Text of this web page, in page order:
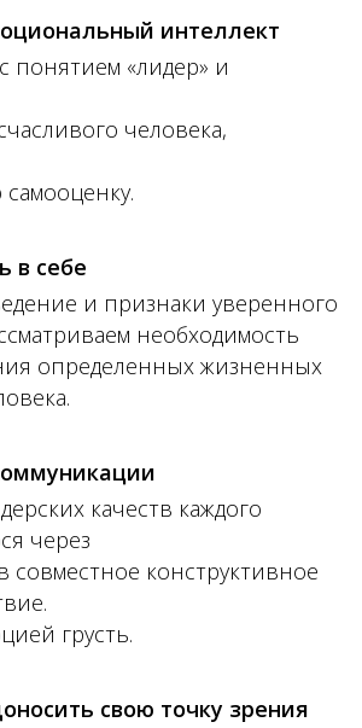
интеллект
понятием «лидер» и
человека,
в себе
и признаки уверенного
необходимость
определенных жизненных
качеств каждого
через
совместное конструктивное
грусть.
свою точку зрения